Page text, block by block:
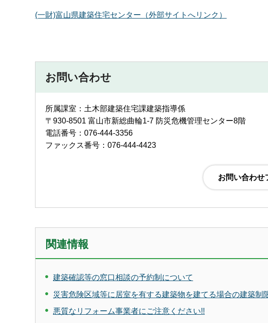
(一財)富山県建築住宅センター（外部サイトへリンク）
お問い合わせ
所属課室：土木部建築住宅課建築指導係
〒930-8501 富山市新総曲輪1-7 防災危機管理センター8階
電話番号：076-444-3356
ファックス番号：076-444-4423
関連情報
建築確認等の窓口相談の予約制について
災害危険区域等に居室を有する建築物を建てる場合の建築制
悪質なリフォーム事業者にご注意ください!!